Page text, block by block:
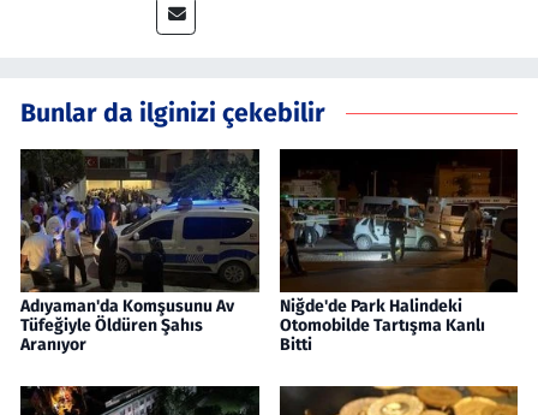
Bunlar da ilginizi çekebilir
Adıyaman'da Komşusunu Av
Tüfeğiyle Öldüren Şahıs
Aranıyor
Niğde'de Park Halindeki
Otomobilde Tartışma Kanlı
Bitti